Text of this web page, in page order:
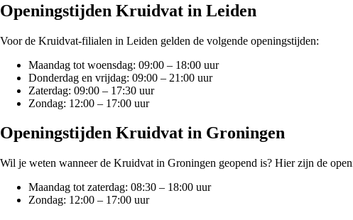
Openingstijden Kruidvat in Leiden
Voor de Kruidvat-filialen in Leiden gelden de volgende openingstijden:
Maandag tot woensdag: 09:00 – 18:00 uur
Donderdag en vrijdag: 09:00 – 21:00 uur
Zaterdag: 09:00 – 17:30 uur
Zondag: 12:00 – 17:00 uur
Openingstijden Kruidvat in Groningen
Wil je weten wanneer de Kruidvat in Groningen geopend is? Hier zijn de
Maandag tot zaterdag: 08:30 – 18:00 uur
Zondag: 12:00 – 17:00 uur